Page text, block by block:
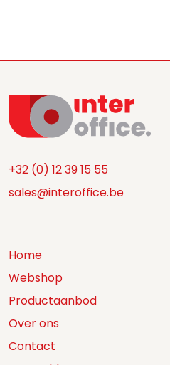
+32 (0) 12 39 15 55
sales@interoffice.be
Home
Webshop
Productaanbod
Over ons
Contact